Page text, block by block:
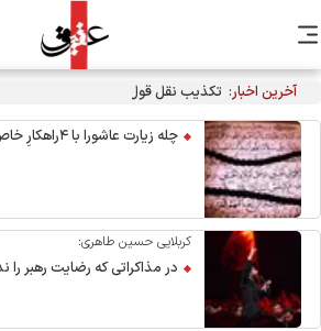
آخرین اخبار: تکذیب نقل قول منتسب به رهبر انقلاب
چله زیارت عاشورا با ۴راهکارِ خاص
کربلایی حسین طاهری:
در مذاکراتی که رضایت رهبر را